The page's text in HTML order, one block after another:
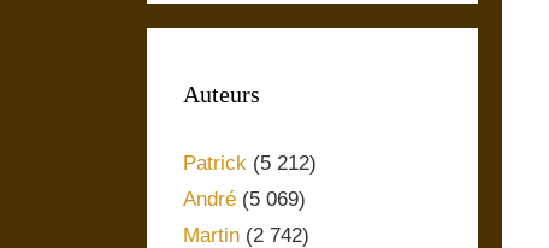
Auteurs
Patrick (5 212)
André (5 069)
Martin (2 742)